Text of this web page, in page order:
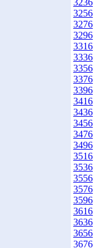
3236
3256
3276
3296
3316
3336
3356
3376
3396
3416
3436
3456
3476
3496
3516
3536
3556
3576
3596
3616
3636
3656
3676